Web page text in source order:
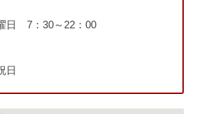
日 7：30～22：00
日